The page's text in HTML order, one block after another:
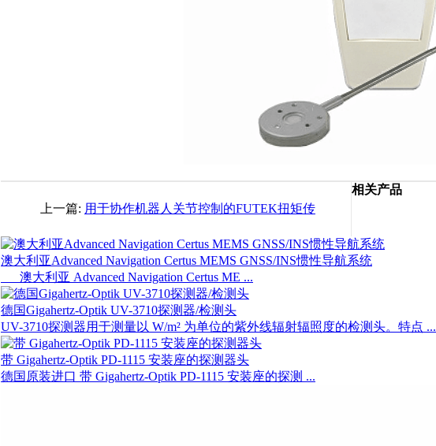
上一篇: 用于协作机器人关节控制的FUTEK扭矩传
感器
相关产品
澳大利亚Advanced Navigation Certus MEMS GNSS/INS惯性导航系统
澳大利亚 Advanced Navigation Certus ME ...
德国Gigahertz-Optik UV-3710探测器/检测头
UV-3710探测器用于测量以 W/m² 为单位的紫外线辐射辐照度的检测头。特点 ...
带 Gigahertz-Optik PD-1115 安装座的探测器头
德国原装进口 带 Gigahertz-Optik PD-1115 安装座的探测 ...